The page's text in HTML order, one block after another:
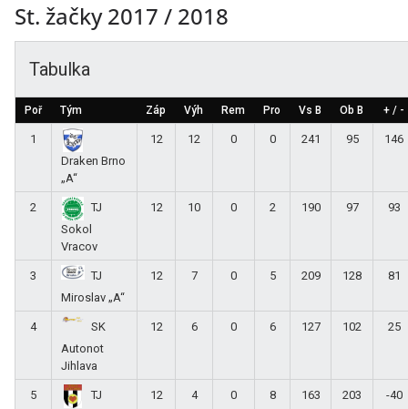
St. žačky 2017 / 2018
Tabulka
Poř Tým Záp Výh Rem Pro Vs B Ob B + / -
1
Draken Brno
„A“
12 12 0 0 241 95 146
2
TJ
Sokol
Vracov
12 10 0 2 190 97 93
3
TJ
Miroslav „A“
12 7 0 5 209 128 81
4
SK
Autonot
Jihlava
12 6 0 6 127 102 25
5
TJ
12 4 0 8 163 203 -40